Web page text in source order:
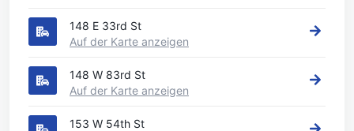
148 E 33rd St
Auf der Karte anzeigen
148 W 83rd St
Auf der Karte anzeigen
153 W 54th St